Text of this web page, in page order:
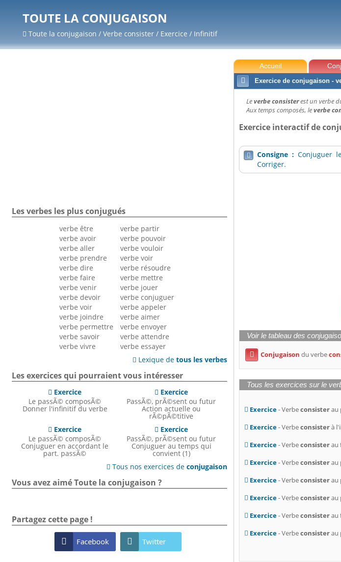
TOUTE LA CONJUGAISON
Toute la conjugaison / Verbe consister / Exercice / Infinitif
Accueil

Exercice de conjugaison -
Leverbe consisterest un verbe
Aux temps composés, leverbe
Exercice interactif de
 Consigne :Conjuguer
Corriger.
Voir le tableau des
 Conjugaison du verbe
Tous les exercices sur le
Exercice- Verbeconsisterau
Exercice- Verbeconsisterà
Exercice- Verbeconsisterau
Exercice- Verbeconsisterau
Exercice- Verbeconsisterau
Exercice- Verbeconsisterau
Exercice- Verbeconsisterau
Exercice- Verbeconsisterau
Les verbes les plus conjugués
verbe être
verbe avoir
verbe aller
verbe prendre
verbe dire
verbe faire
verbe venir
verbe devoir
verbe voir
verbe joindre
verbe permettre
verbe savoir
verbe vivre
verbe partir
verbe pouvoir
verbe vouloir
verbe voir
verbe résoudre
verbe mettre
verbe jouer
verbe conjuguer
verbe appeler
verbe aimer
verbe envoyer
verbe attendre
verbe essayer
 Lexique detous les verbes
Les exercices qui pourraient vous intéresser
 Exercice
Le passÃ© composÃ©
Donner l'infinitif du verbe
 Exercice
PassÃ©, prÃ©sent ou futur
Action actuelle ou
rÃ©pÃ©titive
 Exercice
Le passÃ© composÃ©
Conjuguer en accordant le
part. passÃ©
 Exercice
PassÃ©, prÃ©sent ou futur
Conjuguer au temps qui
convient (1)
 Tous nos exercices deconjugaison
Vous avez aimé Toute la conjugaison ?
Partagez cette page !
 Facebook  Twitter